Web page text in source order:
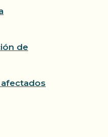
de
afectados